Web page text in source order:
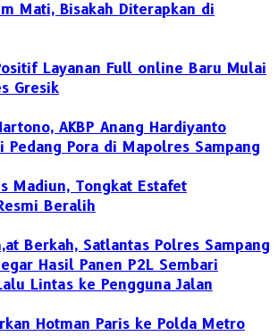
Mati, Bisakah Diterapkan di
Layanan Full online Baru Mulai
Gresik
AKBP Anang Hardiyanto
Pedang Pora di Mapolres Sampang
Madiun, Tongkat Estafet
Beralih
Berkah, Satlantas Polres Sampang
Hasil Panen P2L Sembari
Lintas ke Pengguna Jalan
Hotman Paris ke Polda Metro